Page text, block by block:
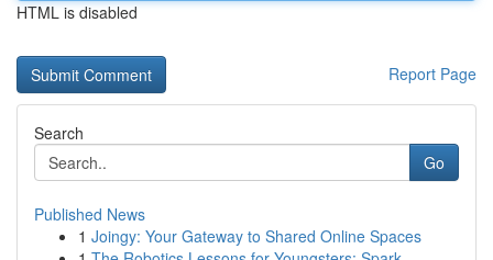
HTML is disabled
Report Page
Search
Go
Published News
1 Joingy: Your Gateway to Shared Online Spaces